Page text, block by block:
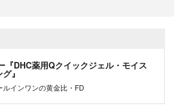
『DHC薬用Qクイックジェル・モイス
』
インワンの黄金比・FD